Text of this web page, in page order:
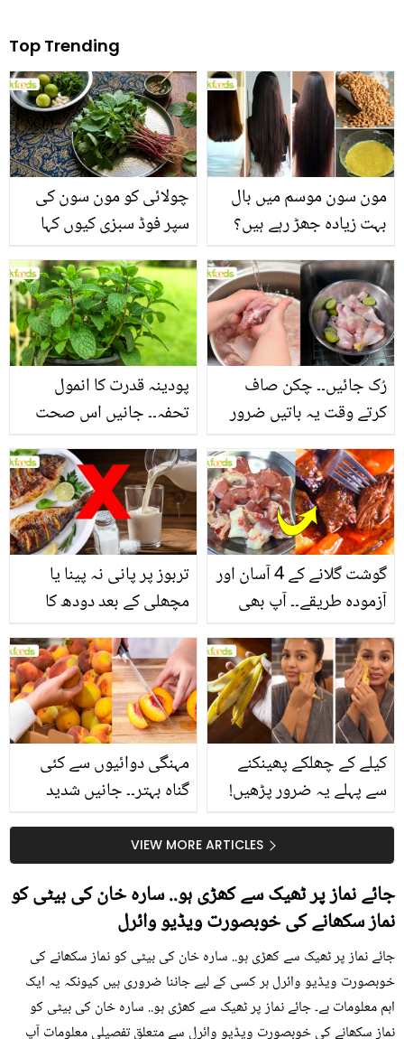
Top Trending
چولائی کو مون سون کی
سپر فوڈ سبزی کیوں کہا
جاتا ہے؟ جانیں وٹامنز،
منرلز اور اینٹی آکسیڈنٹس
سے بھرپور اس سبزی کے
فائدے
مون سون موسم میں بال
بہت زیادہ جھڑ رہے ہیں؟
جانیں بالوں کو مضبوط
بنانے کے چند قدرتی طریقے
پودینہ قدرت کا انمول
تحفہ۔۔ جانیں اس صحت
بخش پتوں کے 10 حیرت
انگیز طبی فوائد
رُک جائیں۔۔ چکن صاف
کرتے وقت یہ باتیں ضرور
یاد رکھیں
تربوز پر پانی نہ پینا یا
مچھلی کے بعد دودھ کا
استعمال۔۔ جانیں کھانوں
سے متعلق غلط فہمیوں کی
حقیقت کیا ہے اور افواہ
کیا؟
گوشت گلانے کے 4 آسان اور
آزمودہ طریقے۔۔ آپ بھی
جانیں انٹرنیشنل شیف کے
بتائے راز
مہنگی دوائیوں سے کئی
گناہ بہتر۔۔ جانیں شدید
گرمی کے موسم میں آڑو
کیوں کھانا چاہیے؟
کیلے کے چھلکے پھینکنے
سے پہلے یہ ضرور پڑھیں!
جلد کے 3 بڑے مسائل کا
سستا اور قدرتی حلVIEW MORE ARTICLES
جائے نماز پر ٹھیک سے کھڑی ہو.. سارہ خان کی بیٹی کو
نماز سکھانے کی خوبصورت ویڈیو وائرل
جائے نماز پر ٹھیک سے کھڑی ہو.. سارہ خان کی بیٹی کو نماز سکھانے کی
خوبصورت ویڈیو وائرل ہر کسی کے لیے جاننا ضروری ہیں کیونکہ یہ ایک
اہم معلومات ہے۔ جائے نماز پر ٹھیک سے کھڑی ہو.. سارہ خان کی بیٹی کو
نماز سکھانے کی خوبصورت ویڈیو وائرل سے متعلق تفصیلی معلومات آپ